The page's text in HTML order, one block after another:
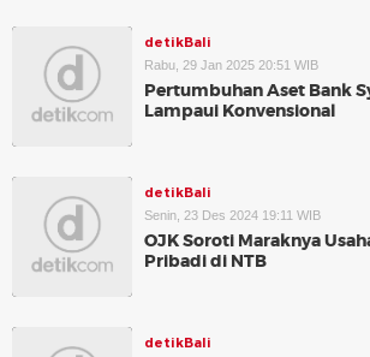
detikBali
Rabu, 29 Jan 2025 20:51 WIB
Pertumbuhan Aset Bank
Lampaui Konvensional
detikBali
Senin, 23 Des 2024 19:11 WIB
OJK Soroti Maraknya
Pribadi di NTB
detikBali